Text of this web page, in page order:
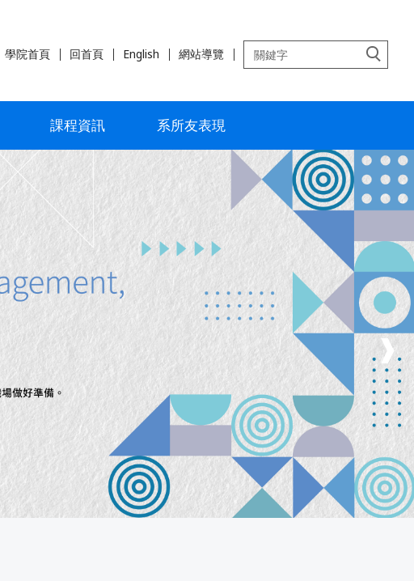
學院首頁 回首頁 English 網站導覽
課程資訊 系所友表現
❱